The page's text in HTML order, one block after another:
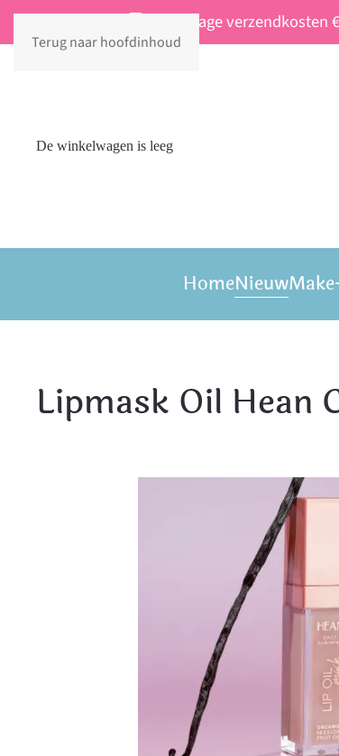
Terug naar hoofdinhoud
Vaste lage verzendkosten
De winkelwagen is leeg
HomeNieuw
Lipmask Oil Hean